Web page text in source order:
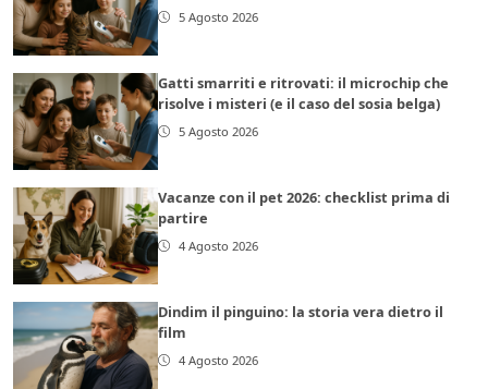
5 Agosto 2026
Gatti smarriti e ritrovati: il microchip che
risolve i misteri (e il caso del sosia belga)
5 Agosto 2026
Vacanze con il pet 2026: checklist prima di
partire
4 Agosto 2026
Dindim il pinguino: la storia vera dietro il
film
4 Agosto 2026